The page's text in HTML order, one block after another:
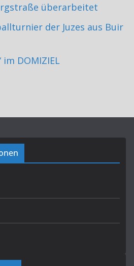
überarbeitet
der Juzes aus Buir
im DOMIZIEL